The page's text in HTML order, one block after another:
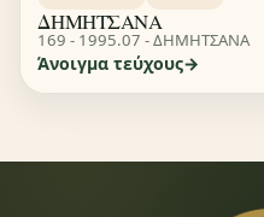
ΔΗΜΗΤΣΑΝΑ
169 - 1995.07 - ΔΗΜΗΤΣΑΝΑ
Άνοιγμα τεύχους